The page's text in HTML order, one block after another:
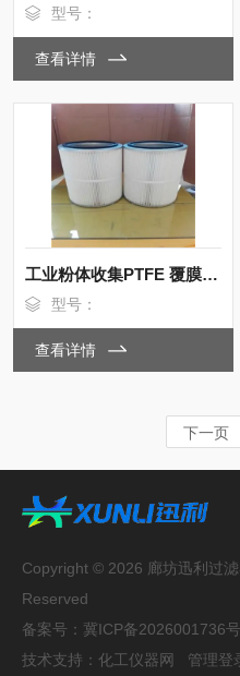
型号：
查看详情
工业粉体收集PTFE 覆膜除尘滤筒350*660
型号：
查看详情
下一页
Copyright © 2026 廊坊迅利过
Reserved
备案号： 冀ICP备2026001736
技术支持： 化工仪器网 管理登